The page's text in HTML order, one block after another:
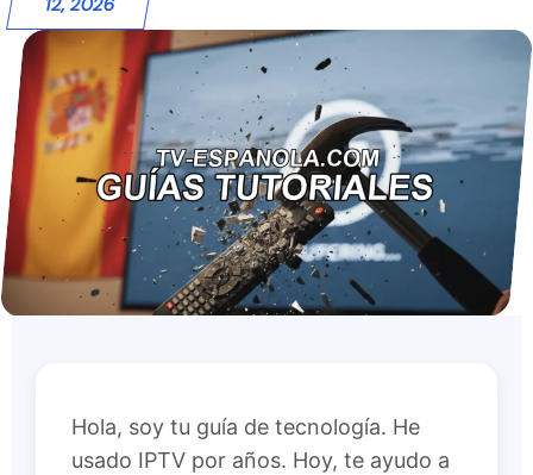
Hola, soy tu guía de tecnología. He
usado IPTV por años. Hoy, te ayudo a